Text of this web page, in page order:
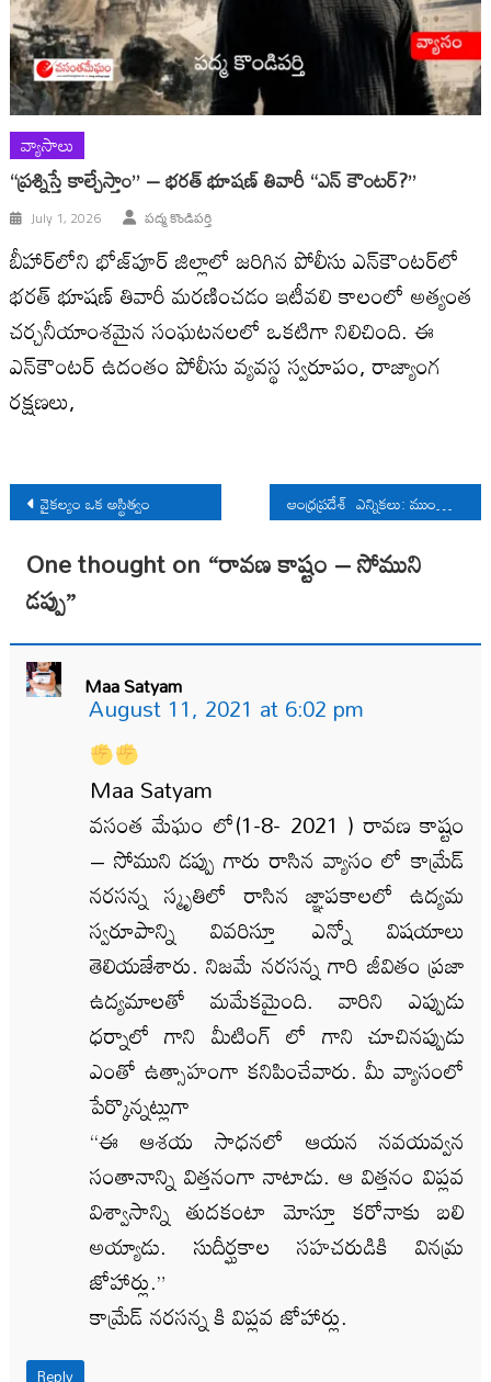
వ్యాసాలు
“ప్రశ్నిస్తే కాల్చేస్తాం” – భరత్ భూషణ్ తివారీ “ఎన్ కౌంటర్?”
July 1, 2026 పద్మ కొండిపర్తి
బీహార్‌లోని భోజ్‌పూర్ జిల్లాలో జరిగిన పోలీసు ఎన్‌కౌంటర్‌లో
భరత్ భూషణ్ తివారీ మరణించడం ఇటీవలి కాలంలో అత్యంత
చర్చనీయాంశమైన సంఘటనలలో ఒకటిగా నిలిచింది. ఈ
ఎన్‌కౌంటర్‌ ఉదంతం పోలీసు వ్యవస్థ స్వరూపం, రాజ్యాంగ
రక్షణలు,
Post
navigation
వైకల్యం ఒక అస్థిత్వం ఆంధ్రప్రదేశ్ ఎన్నికలు: ముందు నుయ్యి, వెనుక గొయ్యి
One thought on “రావణ కాష్టం – సోముని
డప్పు”
Maa Satyam
August 11, 2021 at 6:02 pm
Maa Satyam
వసంత మేఘం లో(1-8- 2021 ) రావణ కాష్టం
– సోముని డప్పు గారు రాసిన వ్యాసం లో కామ్రేడ్
నరసన్న స్మృతిలో రాసిన జ్ఞాపకాలలో ఉద్యమ
స్వరూపాన్ని వివరిస్తూ ఎన్నో విషయాలు
తెలియజేశారు. నిజమే నరసన్న గారి జీవితం ప్రజా
ఉద్యమాలతో మమేకమైంది. వారిని ఎప్పుడు
ధర్నాలో గాని మీటింగ్ లో గాని చూచినప్పుడు
ఎంతో ఉత్సాహంగా కనిపించేవారు. మీ వ్యాసంలో
పేర్కొన్నట్లుగా
“ఈ ఆశయ సాధనలో ఆయన నవయవ్వన
సంతానాన్ని విత్తనంగా నాటాడు. ఆ విత్తనం విప్లవ
విశ్వాసాన్ని తుదకంటా మోస్తూ కరోనాకు బలి
అయ్యాడు. సుదీర్ఘకాల సహచరుడికి వినమ్ర
జోహార్లు.”
కామ్రేడ్ నరసన్న కి విప్లవ జోహార్లు.